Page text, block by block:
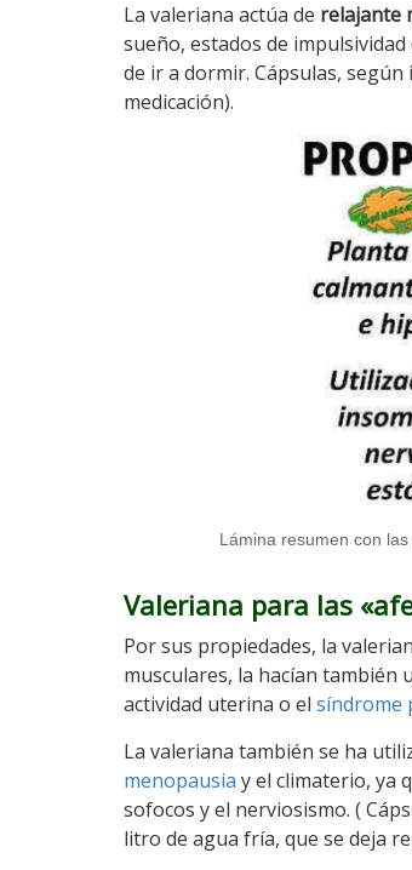
La valeriana actúa de relajante
sueño, estados de
de ir a dormir. Cápsulas,
medicación).
Lámina resumen con
Valeriana para las
Por sus propiedades, la
musculares, la hacían también
actividad uterina o el síndrome
La valeriana también se ha
menopausia y el climaterio, ya
sofocos y el nerviosismo. (
litro de agua fría, que se deja